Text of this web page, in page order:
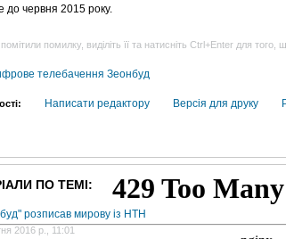
до червня 2015 року.
помилку, виділіть її та натисніть Ctrl+Enter для того,
телебачення Зеонбуд
Написати редактору Версія для друку
ПО ТЕМІ:
розписав мирову із НТН
2016 р., 11:01